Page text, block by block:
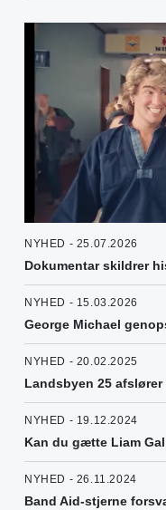
NYHED - 25.07.2026
Dokumentar skildrer
NYHED - 15.03.2026
George Michael
NYHED - 20.02.2025
Landsbyen 25
NYHED - 19.12.2024
Kan du gætte Liam
NYHED - 26.11.2024
Band Aid-stjerne